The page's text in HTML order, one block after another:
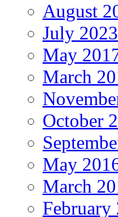
August
July 2023
May
March
October
May
March
February